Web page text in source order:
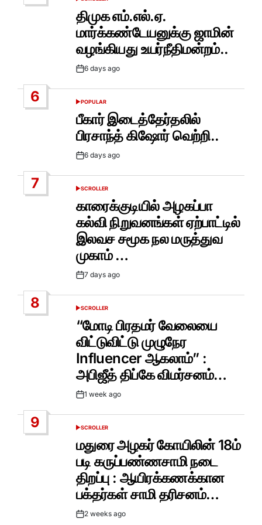
POSTED
திமுக எம்.எல்.ஏ.
மார்க்கண்டேயனுக்கு ஜாமின்
வழங்கியது உயர்நீதிமன்றம்..
Post6 days ago
6
POSTED
IN
POPULAR
பீகார் இடைத்தேர்தலில்
பிரசாந்த் கிஷோர் வெற்றி..
Post6 days ago
7
POSTED
SCROLLER
காரைக்குடியில் அழகப்பா
கல்வி நிறுவனங்கள் ஏற்பாட்டில்
இலவச சமூக நல மருத்துவ
முகாம் …
Post7 days ago
8
POSTED
IN
SCROLLER
“மோடி பிரதமர் வேலையை
விட்டுவிட்டு முழுநேர
Influencer ஆகலாம்” :
அபிஜீத் திப்கே விமர்சனம்…
Post1 week ago
9
POSTED
SCROLLER
மதுரை அழகர் கோயிலின் 18ம்
படி கருப்பண்ணசாமி நடை
திறப்பு : ஆயிரக்கணக்கான
பக்தர்கள் சாமி தரிசனம்…
Post2 weeks ago